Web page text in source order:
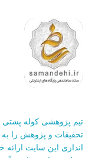
تحقیقات و پژوهش را
اندازی این سایت